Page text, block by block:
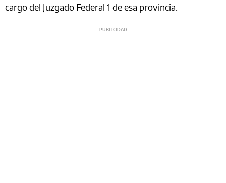
cargo del Juzgado Federal 1 de esa provincia.